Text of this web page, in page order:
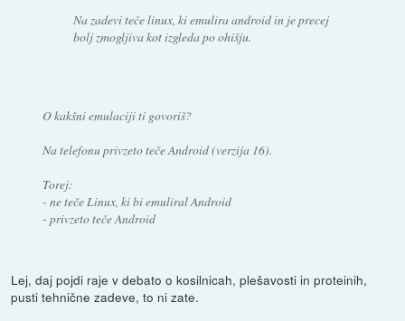
Na zadevi teče linux, ki emulira android in je precej
bolj zmogljiva kot izgleda po ohišju.
O kakšni emulaciji ti govoriš?
Na telefonu privzeto teče Android (verzija 16).
Torej:
- ne teče Linux, ki bi emuliral Android
- privzeto teče Android
Lej, daj pojdi raje v debato o kosilnicah, plešavosti in proteinih,
pusti tehnične zadeve, to ni zate.